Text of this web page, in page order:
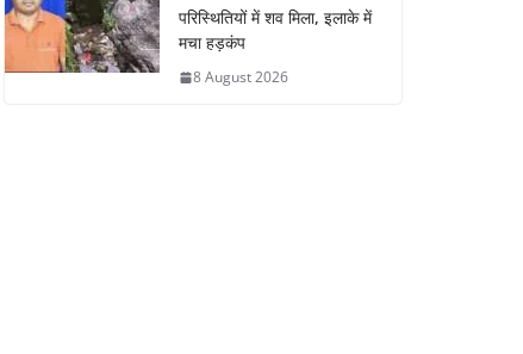
परिस्थितियों में शव मिला, इलाके में
मचा हड़कंप
8 August 2026